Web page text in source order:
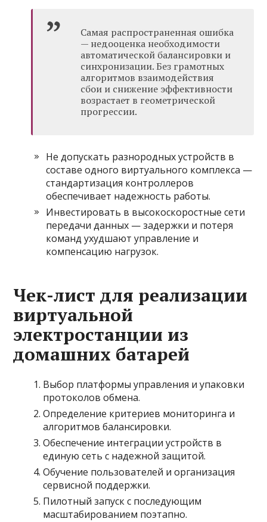
Самая распространенная ошибка
— недооценка необходимости
автоматической балансировки и
синхронизации. Без грамотных
алгоритмов взаимодействия
сбои и снижение эффективности
возрастает в геометрической
прогрессии.
Не допускать разнородных устройств в
составе одного виртуального комплекса —
стандартизация контроллеров
обеспечивает надежность работы.
Инвестировать в высокоскоростные сети
передачи данных — задержки и потеря
команд ухудшают управление и
компенсацию нагрузок.
Чек-лист для реализации
виртуальной
электростанции из
домашних батарей
Выбор платформы управления и упаковки
протоколов обмена.
Определение критериев мониторинга и
алгоритмов балансировки.
Обеспечение интеграции устройств в
единую сеть с надежной защитой.
Обучение пользователей и организация
сервисной поддержки.
Пилотный запуск с последующим
масштабированием поэтапно.